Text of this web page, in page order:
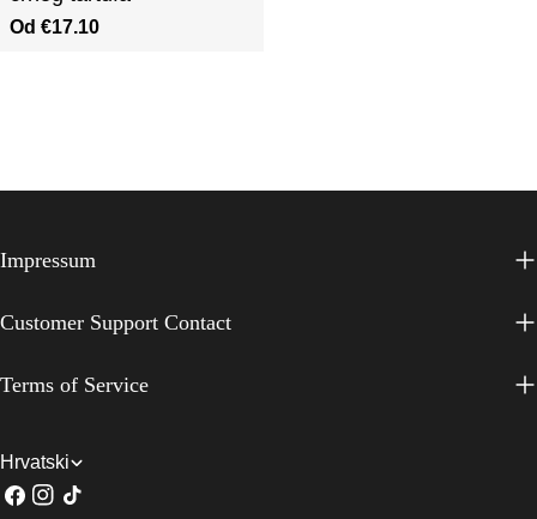
Redovna
Od €17.10
Impressum
Customer Support Contact
Terms of Service
J
e
Hrvatski
Facebook
Instagram
TikTok